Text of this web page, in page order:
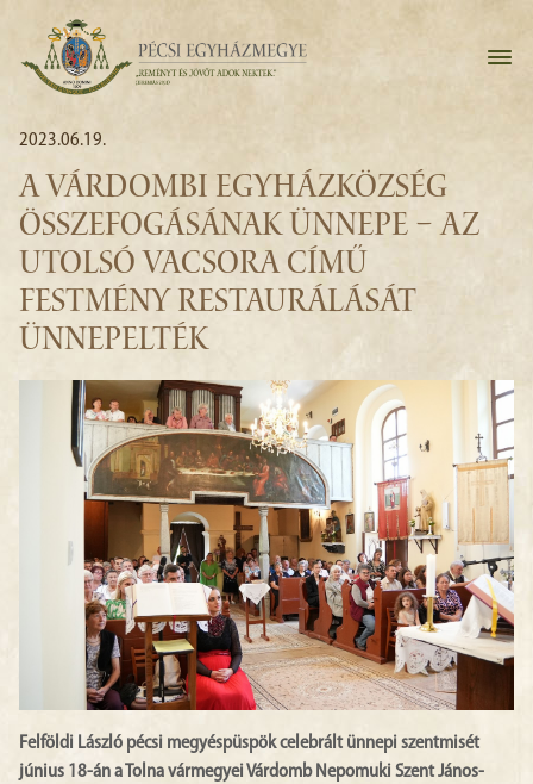
2023.06.19.
A VÁRDOMBI EGYHÁZKÖZSÉG
ÖSSZEFOGÁSÁNAK ÜNNEPE – AZ
UTOLSÓ VACSORA CÍMŰ
FESTMÉNY RESTAURÁLÁSÁT
ÜNNEPELTÉK
Felföldi László pécsi megyéspüspök celebrált ünnepi szentmisét
június 18-án a Tolna vármegyei Várdomb Nepomuki Szent János-